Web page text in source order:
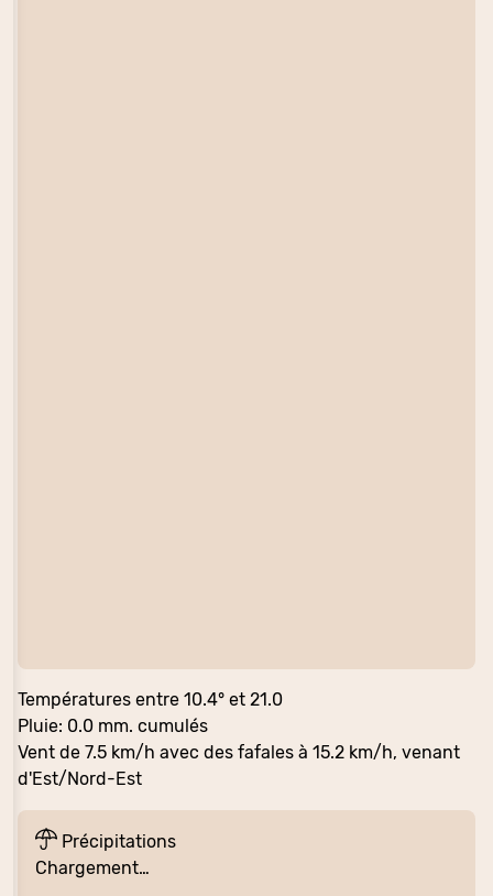
Températures entre 10.4° et 21.0
Pluie: 0.0 mm. cumulés
Vent de 7.5 km/h avec des fafales à 15.2 km/h, venant
d'Est/Nord-Est
Précipitations
Chargement…